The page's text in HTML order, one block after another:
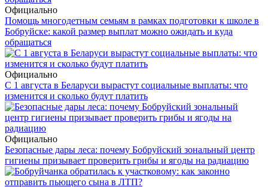
Официально
Помощь многодетным семьям в рамках подготовки к школе в
Бобруйске: какой размер выплат можно ожидать и куда
обращаться
Официально
С 1 августа в Беларуси вырастут социальные выплаты: что
изменится и сколько будут платить
Официально
Безопасные дары леса: почему Бобруйский зональный центр
гигиены призывает проверить грибы и ягоды на радиацию